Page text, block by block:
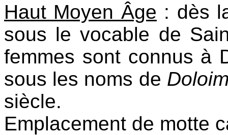
Haut Moyen Âge : dès
sous le vocable de
femmes sont connus à
sous les noms de
siècle.
Emplacement de motte